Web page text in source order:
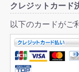
クレジットカード
以下のカードがご